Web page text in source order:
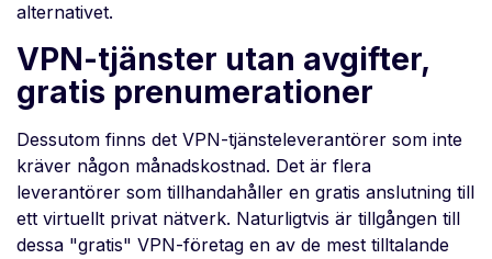
alternativet.
VPN-tjänster utan avgifter,
gratis prenumerationer
Dessutom finns det VPN-tjänsteleverantörer som inte
kräver någon månadskostnad. Det är flera
leverantörer som tillhandahåller en gratis anslutning till
ett virtuellt privat nätverk. Naturligtvis är tillgången till
dessa "gratis" VPN-företag en av de mest tilltalande